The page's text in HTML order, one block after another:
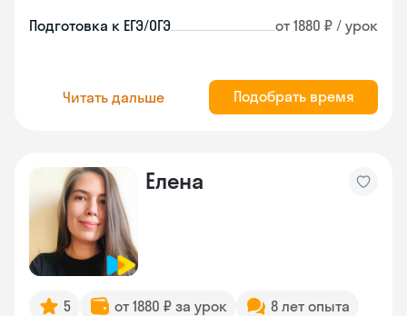
Подготовка к ЕГЭ/ОГЭ от 1880 ₽ / урок
Читать дальше Подобрать время
Елена
5 от 1880 ₽ за урок
8 лет опыта